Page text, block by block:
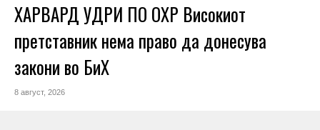
ХАРВАРД УДРИ ПО ОХР Високиот
претставник нема право да донесува
закони во БиХ
8 август, 2026